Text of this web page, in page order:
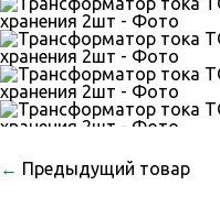
← Предыдущий товар